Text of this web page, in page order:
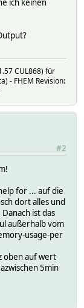
ich keinen
CUL868) für
- FHEM Revision:
#2
for ... auf die
dort alles und
ist das
außerhalb vom
usage-per
oben auf wert
5min